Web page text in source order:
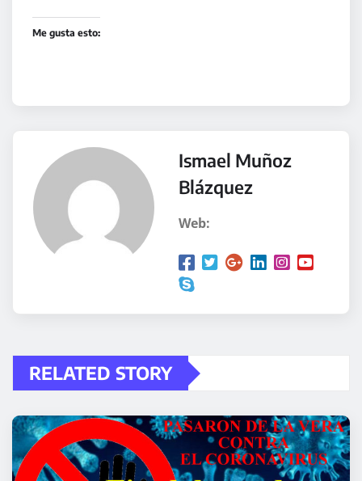
Me gusta esto:
Ismael Muñoz
Blázquez
Web:
RELATED STORY